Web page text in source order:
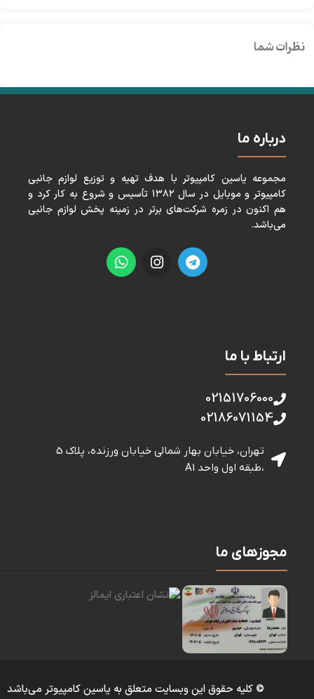
نظرات شما
درباره ما
مجموعه ياسين كامپيوتر با هدف تهيه و توزيع لوازم جانبی
كامپيوتر و موبايل در سال ١٣٨٢ تأسيس و شروع به كار كرد و
هم اكنون در زمره شركت‌های برتر در زمينه پخش لوازم جانبی
می‌باشد.
ارتباط با ما
02151706000
02186071154
تهران، خیابان بهار شمالی خيابان ورزنده، پلاک 5
،طبقه اول واحد A1
مجوزهای ما
© کلیه حقوق این وبسایت متعلق به یاسین کامپیوتر می‌باشد